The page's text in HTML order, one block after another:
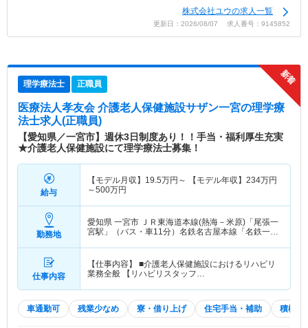
株式会社ユウの求人一覧
更新日：2026/08/07 求人番号：9145852
理学療法士 正職員
医療法人孝友会 介護老人保健施設サザン一宮の理学療
法士求人(正職員)
【愛知県／一宮市】週休3日制度あり！！手当・福利厚生充実
★介護老人保健施設にて理学療法士募集！
給与
【モデル月収】 19.5万円～ 【モデル年収】 234万円
～500万円
勤務地
愛知県 一宮市 ＪＲ東海道本線(熱海－米原)「尾張一
宮駅」（バス・車11分）名鉄名古屋本線「名鉄一宮
仕事内容
【仕事内容】 ■介護老人保健施設におけるリハビリ
業務全般 【リハビリスタッフ…
車通勤可 残業少なめ 寮・借り上げ 住宅手当・補助 積極採